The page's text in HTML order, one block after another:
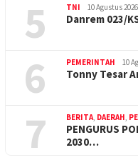
5 TNI 10 Agustus 2026
Danrem 023/
6 PEMERINTAH 10
Tonny Tesar
7 BERITA, DAERAH,
PENGURUS
2030…